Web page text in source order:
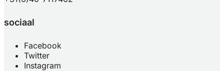
sociaal
Facebook
Twitter
Instagram